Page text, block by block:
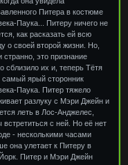
Питера в костюме
Паука... Питеру ничего не
как расказать ей всю
о своей второй жизни. Но,
странно, это признание
сблизило их и, теперь Тётя
ярый сторонник
Паука. Питер тяжело
разлуку с Мэри Джейн и
леть в Лос-Анджелес,
встретиться с ней. Но её нет
- несколькими часами
она улетает к Питеру в
Питер и Мэри Джейн